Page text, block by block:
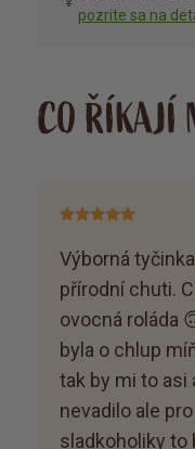
pozrite sa na
CO ŘÍKAJÍ
Výborná
přírodní chuti.
ovocná roláda
byla o chlup
tak by mi to asi
nevadilo ale pro
sladkoholiky to